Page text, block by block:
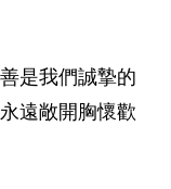
是我們誠摯的
遠敞開胸懷歡